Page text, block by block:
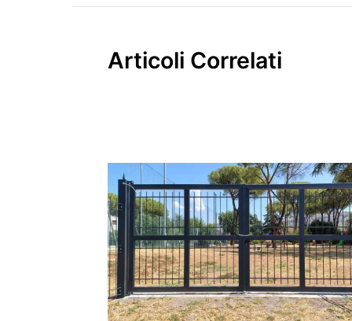
Articoli Correlati